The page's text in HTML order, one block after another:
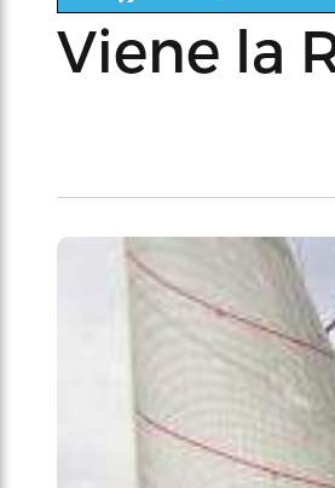
Viene la